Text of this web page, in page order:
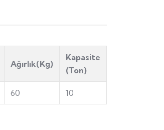
Ağırlık(Kg)
Kapasite
(Ton)
60 10